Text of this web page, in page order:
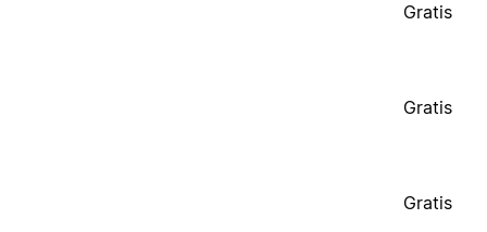
Gratis
Gratis
Gratis